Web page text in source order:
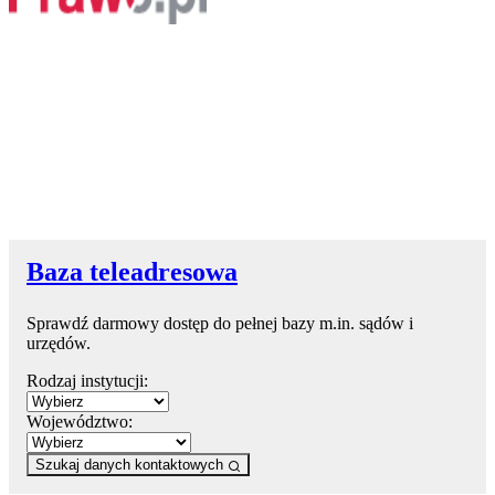
Baza teleadresowa
Sprawdź darmowy dostęp do pełnej bazy m.in. sądów i
urzędów.
Rodzaj instytucji:
Województwo:
Szukaj danych kontaktowych